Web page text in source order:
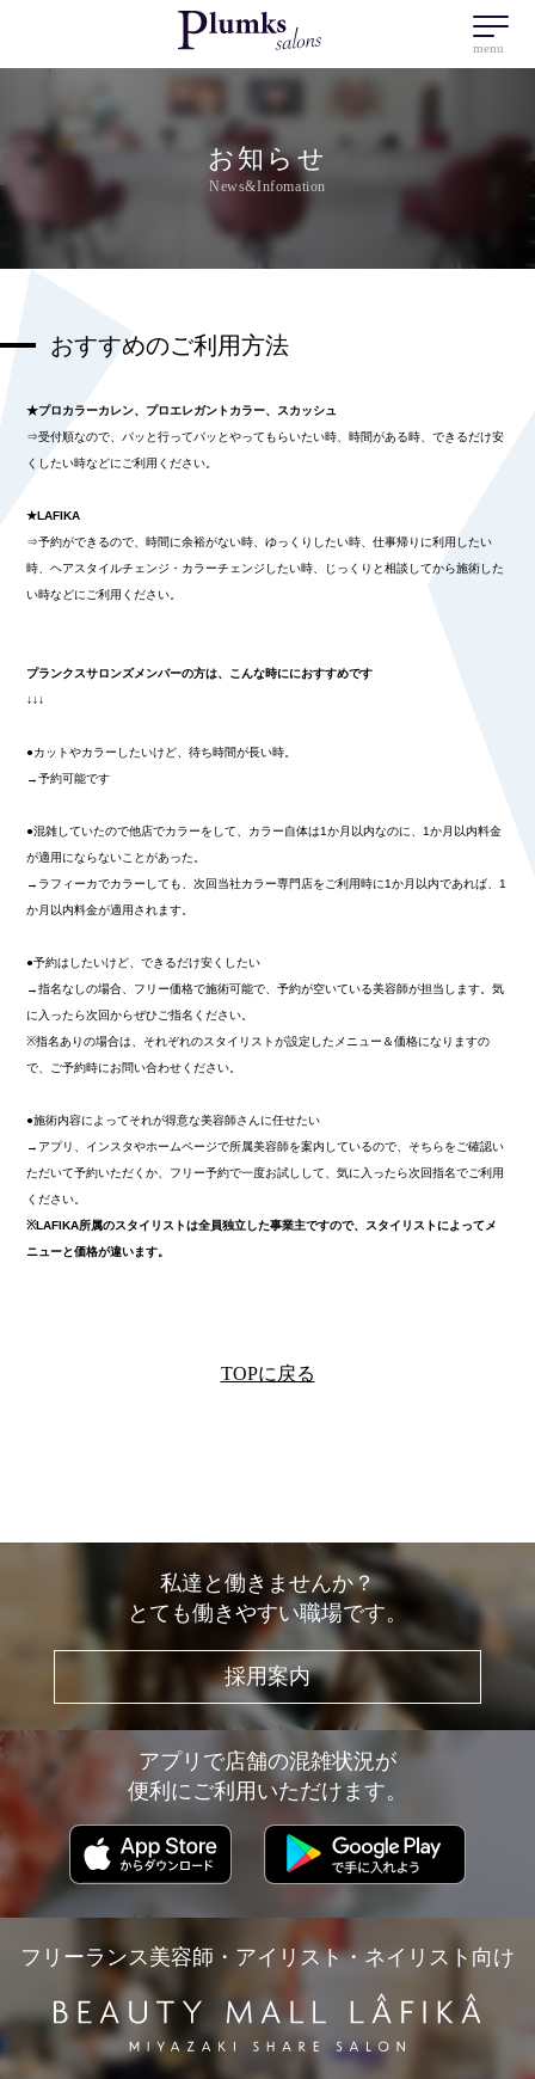
menu
お知らせ
News&Infomation
おすすめのご利用方法
★プロカラーカレン、プロエレガントカラー、スカッシュ
⇒受付順なので、パッと行ってパッとやってもらいたい時、時間がある時、できるだけ安
くしたい時などにご利用ください。
★LAFIKA
⇒予約ができるので、時間に余裕がない時、ゆっくりしたい時、仕事帰りに利用したい
時、ヘアスタイルチェンジ・カラーチェンジしたい時、じっくりと相談してから施術した
い時などにご利用ください。
プランクスサロンズメンバーの方は、こんな時ににおすすめです
↓↓↓
●カットやカラーしたいけど、待ち時間が長い時。
→予約可能です
●混雑していたので他店でカラーをして、カラー自体は1か月以内なのに、1か月以内料金
が適用にならないことがあった。
→ラフィーカでカラーしても、次回当社カラー専門店をご利用時に1か月以内であれば、1
か月以内料金が適用されます。
●予約はしたいけど、できるだけ安くしたい
→指名なしの場合、フリー価格で施術可能で、予約が空いている美容師が担当します。気
に入ったら次回からぜひご指名ください。
※指名ありの場合は、それぞれのスタイリストが設定したメニュー＆価格になりますの
で、ご予約時にお問い合わせください。
●施術内容によってそれが得意な美容師さんに任せたい
→アプリ、インスタやホームページで所属美容師を案内しているので、そちらをご確認い
ただいて予約いただくか、フリー予約で一度お試しして、気に入ったら次回指名でご利用
ください。
※LAFIKA所属のスタイリストは全員独立した事業主ですので、スタイリストによってメ
ニューと価格が違います。
TOPに戻る
私達と働きませんか？
とても働きやすい職場です。
採用案内
アプリで店舗の混雑状況が
便利にご利用いただけます。
フリーランス美容師・アイリスト・ネイリスト向け